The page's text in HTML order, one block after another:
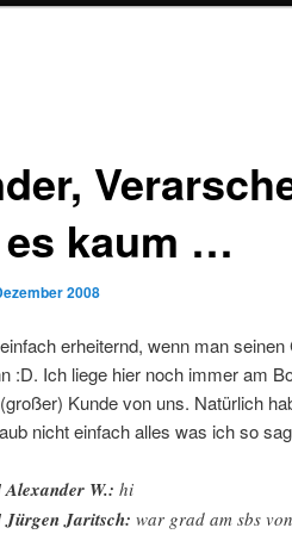
kaum …
2008
erheiternd, wenn man
:D. Ich liege hier noch immer am
Kunde von uns. Natürlich
nicht einfach alles was ich so
W.: hi
Jaritsch: war grad am sbs